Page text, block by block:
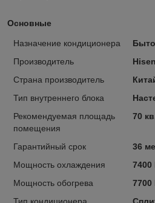
Основные
Назначение кондиционера
Производитель
Страна производитель
Тип внутреннего блока
Рекомендуемая площадь
помещения
70
Гарантийный срок
36
Мощность охлаждения
7400
Мощность обогрева
7700